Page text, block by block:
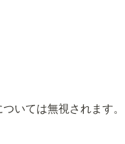
いては無視されます。